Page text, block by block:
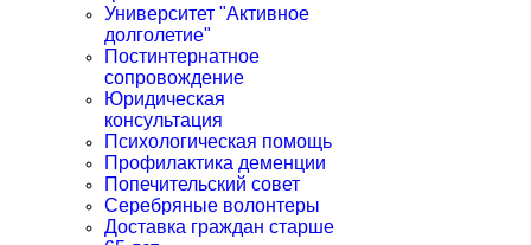
Университет "Активное
долголетие"
Постинтернатное
сопровождение
Юридическая
консультация
Психологическая помощь
Профилактика деменции
Попечительский совет
Серебряные волонтеры
Доставка граждан старше